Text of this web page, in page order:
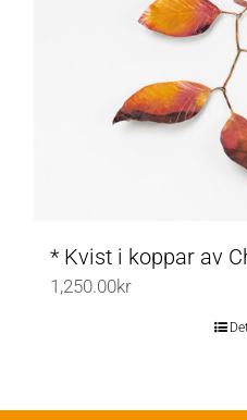
kan
på
produktsidan
* Kvist i koppar av
1,250.00kr